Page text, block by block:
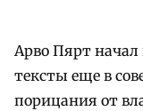
Арво Пярт
тексты еще в
порицания от